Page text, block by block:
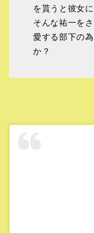
を貰うと彼女に
そんな祐一を
愛する部下の
か？